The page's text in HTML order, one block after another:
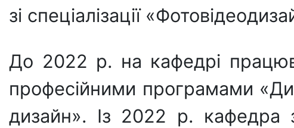
зі спеціалізації
До 2022 р. на кафедрі
професійними програмами
дизайн». Із 2022 р. кафедра